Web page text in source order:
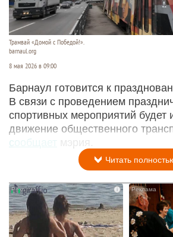
Трамвай «Домой с Победой!».
barnaul.org
8 мая 2026 в 09:00
Барнаул готовится к
В связи с проведением
спортивных мероприятий будет
движение общественного
сообщает
мэрия.
Читать
i